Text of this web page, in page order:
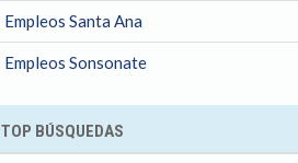
Empleos Santa Ana
Empleos Sonsonate
TOP BÚSQUEDAS